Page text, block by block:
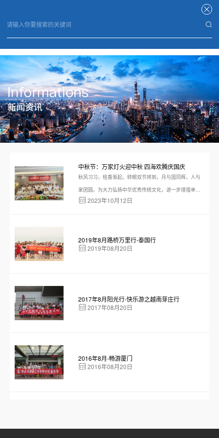
中秋节：万家灯火迎中秋 四海欢腾庆国庆
秋风习习，桂香渐起。转眼双节将到，月与国同辉，人与
家团圆。为大力弘扬中华优秀传统文化，进一步增强单位
职工的凝聚力，9月28日，华体会电子竞技_华体会(中国)
2023年10月12日
2019年8月路桥万里行-泰国行
2019年08月20日
2017年8月阳光行-快乐游之越南芽庄行
2017年08月20日
2016年8月-畅游厦门
2016年08月20日